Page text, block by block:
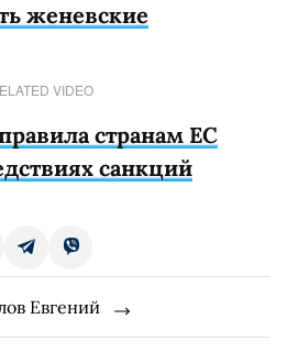
женевские
VIDEO
странам ЕС
санкций
Евгений